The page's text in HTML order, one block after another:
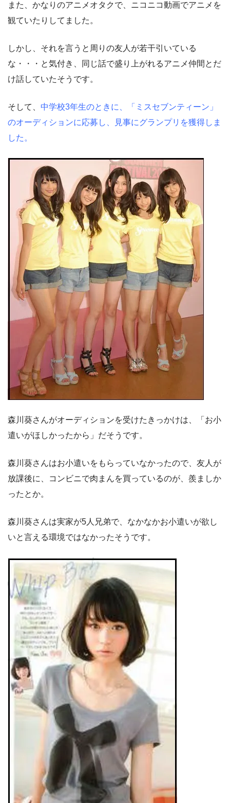
また、かなりのアニメオタクで、ニコニコ動画でアニメを
観ていたりしてました。
しかし、それを言うと周りの友人が若干引いている
な・・・と気付き、同じ話で盛り上がれるアニメ仲間とだ
け話していたそうです。
そして、 中学校3年生のときに、「ミスセブンティーン」
のオーディションに応募し、見事にグランプリを獲得しま
した。
森川葵さんがオーディションを受けたきっかけは、「お小
遣いがほしかったから」だそうです。
森川葵さんはお小遣いをもらっていなかったので、友人が
放課後に、コンビニで肉まんを買っているのが、羨ましか
ったとか。
森川葵さんは実家が5人兄弟で、なかなかお小遣いが欲し
いと言える環境ではなかったそうです。